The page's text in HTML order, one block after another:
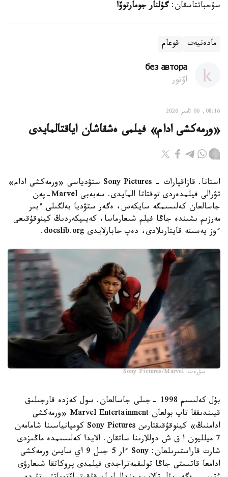
سۇحباتتاسقان:گۇلنار جومارتوۆا
مادەنيەت قوعام
без автора
اۆتور
08:16, 06 تامىز 2026
«ورمەكشى ادام» فيلمى ەشقاشان اياقتالمايدى
استانا. قازاقپارات - Sony Pictures ستۋدياسى «ورمەكشى ادام»
تۋرالى فيلمدەردى توقتاتا المايدى. سەبەبى Marvel-پەن
جاسالعان كەلىسىمگە سايكەس، ەگەر ستۋديا بەلگىلى ءبىر
مەرزىم ىشىندە جاڭا فيلم شىعارماسا، كەيىپكەردىڭ كينوقۇقىعى
ءوز يەسىنە قايتارىلادى، دەپ حابارلايدى docslib.org.
سۋرەت: Sony Pictures/Marvel
بۇل كەلىسىم 1998 -جىلى جاسالعان. سول كەزدە قارجىلىق
قيىندىققا تاپ بولعان Marvel Entertainment «ورمەكشى
ادامنىڭ» كينوقۇقىقتارىن Sony Pictures كومپانياسىنا شامامەن
7 ميلليون ا ق ش دوللارىنا ساتقان. الايدا كەلىسىمدە ماڭىزدى
شارت قاراستىرىلعان: Sony ءار 5 جىل 9 اي سايىن ورمەكشى
ادامعا قاتىستى جاڭا تولىقمەتراجدى فيلمدى پروكاتقا شىعارۋى